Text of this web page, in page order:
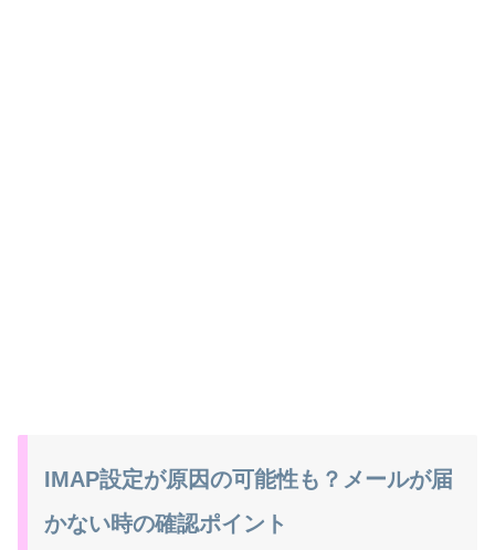
IMAP設定が原因の可能性も？メールが届
かない時の確認ポイント